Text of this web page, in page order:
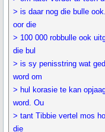
> is daar nog die bulle
oor die
> 100 000 robbulle ook
die bul
> is sy penisstring wat
word om
> hul korasie te kan
word. Ou
> tant Tibbie vertel mos
die